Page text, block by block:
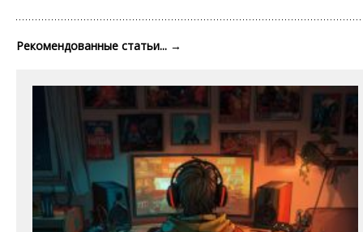
Рекомендованные статьи... →